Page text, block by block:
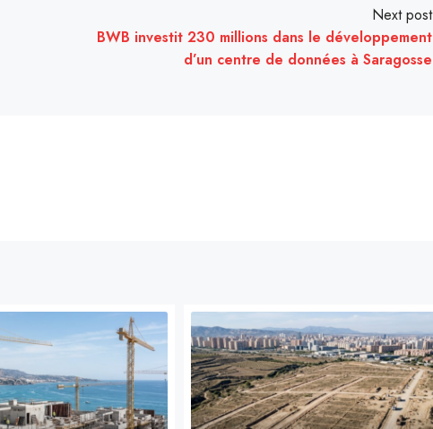
Next post
BWB investit 230 millions dans le développement
d’un centre de données à Saragosse